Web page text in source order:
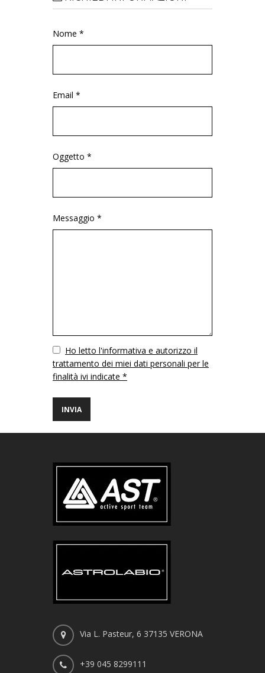
Nome *
Email *
Oggetto *
Messaggio *
VuotoHo letto l'informativa e autorizzo il
trattamento dei miei dati personali per le
finalità ivi indicate *
Via L. Pasteur, 6 37135 VERONA
+39 045 8299111